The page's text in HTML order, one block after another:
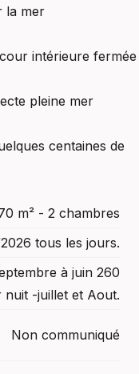
la mer
intérieure fermée
pleine mer
centaines de
m² - 2 chambres
tous les jours.
à juin 260
nuit -juillet et Aout.
Non communiqué